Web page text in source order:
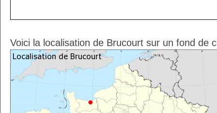
Voici la localisation de Brucourt sur un fond de